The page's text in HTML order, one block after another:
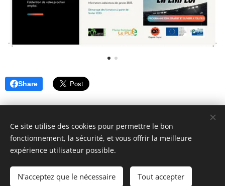
Share
© 2018 ASAFI : 12 Place du Caquet, 93200 Saint-Denis. Tous
Cookies
Ce site utilise des cookies pour permettre le bon
fonctionnement, la sécurité, et vous offrir la meilleure
expérience utilisateur possible.
N'acceptez que le nécessaire Tout accepter